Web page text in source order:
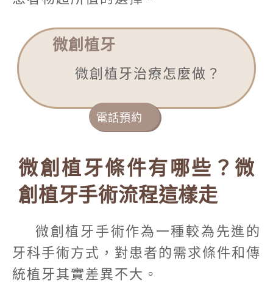
微創植牙
微創植牙治療怎麼做？
電話預約
微創植牙條件有哪些？微
創植牙手術流程這樣走
微創植牙手術作為一種較為先進的
牙科手術方式，對患者的需求條件和傳
統植牙其實差異不大。